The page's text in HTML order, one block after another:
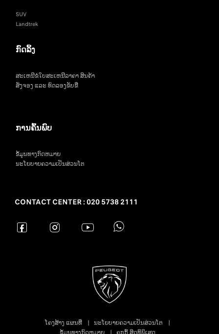
SUV
Landtrek
ກົດລິ້ງ
ສະເຫນີຂໍໃບສະເຫນີລາຄາ ສິນຄ້າ
ສັ່ງຈອງ ແລະ ທົດລອງຂັບຂີ່
ການຄົ້ນພົບ
ຂໍ້ມູນທາງກົດຫມາຍ
ນະໂຍບາຍຄວາມເປັນສ່ວນໂຕ
CONTACT CENTER : 020 5738 2111
ໂຄງສ້າງ ແຜນທີ່
ນະໂຍບາຍຄວາມເປັນສ່ວນໂຕ
ຂໍ້ມູນທາງກົດຫມາຍ
ຄຸກກິ້ ສິດທິພິເສດ